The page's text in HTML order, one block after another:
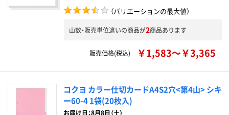
（バリエーションの最大値）
山数・販売単位違いの商品が2商品あります
販売価格(税込) ￥1,583～￥3,365
コクヨ カラー仕切カードA4S2穴<第4山> シキ
ー60-4 1袋(20枚入)
お届け日：8月8日（土）